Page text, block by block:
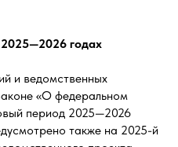
годах
и ведомственных
«О федеральном
период 2025—2026
также на 2025-й